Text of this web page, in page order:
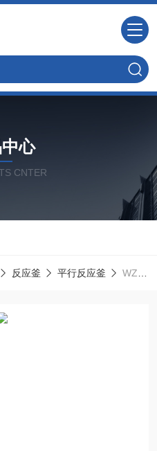
心
CNTER
反应釜 平行反应釜 WZCM实验室小型反应釜 北京厂家平行反应仪